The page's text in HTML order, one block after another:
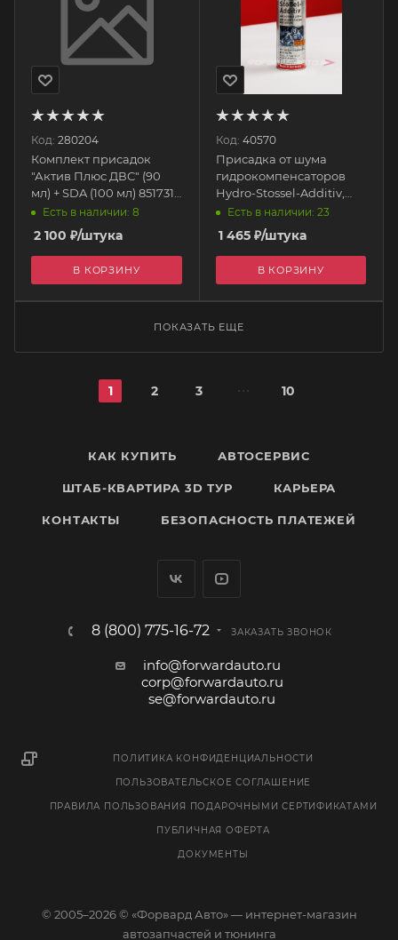
Код: 280204
Комплект присадок
"Актив Плюс ДВС" (90
мл) + SDA (100 мл) 851731
Suprotec
Есть в наличии: 8
2 100 ₽/штука
В КОРЗИНУ
Код: 40570
Присадка от шума
гидрокомпенсаторов
Hydro-Stossel-Additiv,
300мл 8354 LIQUI MOLY
Есть в наличии: 23
1 465₽/штука
В КОРЗИНУ
ПОКАЗАТЬ ЕЩЕ
1 2 3 10
КАК КУПИТЬ АВТОСЕРВИС
ШТАБ-КВАРТИРА 3D ТУР КАРЬЕРА
КОНТАКТЫ БЕЗОПАСНОСТЬ ПЛАТЕЖЕЙ
8 (800) 775-16-72 ЗАКАЗАТЬ ЗВОНОК
info@forwardauto.ru
corp@forwardauto.ru
se@forwardauto.ru
ПОЛИТИКА КОНФИДЕНЦИАЛЬНОСТИ
ПОЛЬЗОВАТЕЛЬСКОЕ СОГЛАШЕНИЕ
ПРАВИЛА ПОЛЬЗОВАНИЯ ПОДАРОЧНЫМИ СЕРТИФИКАТАМИ
ПУБЛИЧНАЯ ОФЕРТА
ДОКУМЕНТЫ
© 2005–2026 © «Форвард Авто» — интернет-магазин
автозапчастей и тюнинга